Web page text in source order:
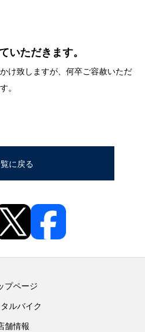
いただきます。
け致しますが、何卒ご容赦いただ
。
に戻る
プページ
ルバイク
舗情報